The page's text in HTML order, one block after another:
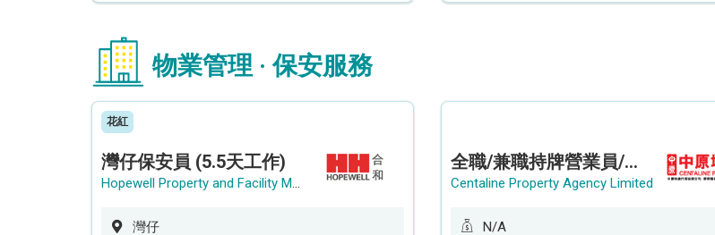
物業管理 · 保安服務
花紅
灣仔保安員 (5.5天工作)
Hopewell Property and Facility Management Ltd. 合和物業及設施管理有限公司
灣仔
全職/兼職持牌營業員/持牌地產代理 (長沙灣/將軍澳/油塘)
Centaline Property Agency Limited
N/A